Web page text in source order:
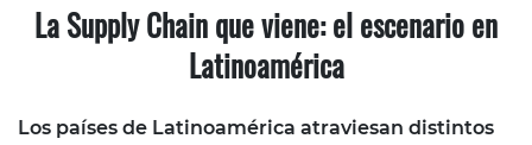
La Supply Chain que viene: el escenario en
Latinoamérica
Los países de Latinoamérica atraviesan distintos